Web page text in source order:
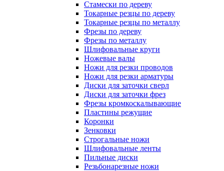
Стамески по дереву
Токарные резцы по дереву
Токарные резцы по металлу
Фрезы по дереву
Фрезы по металлу
Шлифовальные круги
Ножевые валы
Ножи для резки проводов
Ножи для резки арматуры
Диски для заточки сверл
Диски для заточки фрез
Фрезы кромкоскалывающие
Пластины режущие
Коронки
Зенковки
Строгальные ножи
Шлифовальные ленты
Пильные диски
Резьбонарезные ножи